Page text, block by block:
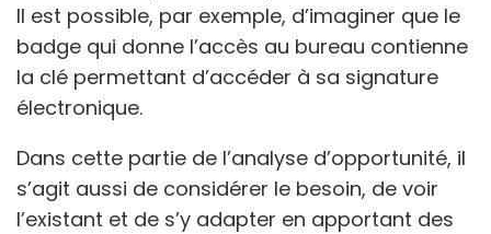
Il est possible, par exemple, d’imaginer que le
badge qui donne l’accès au bureau contienne
la clé permettant d’accéder à sa signature
électronique.
Dans cette partie de l’analyse d’opportunité, il
s’agit aussi de considérer le besoin, de voir
l’existant et de s’y adapter en apportant des